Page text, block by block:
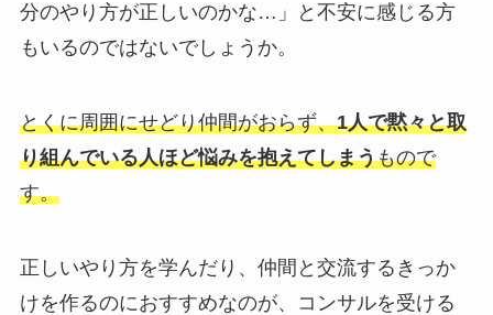
分のやり方が正しいのかな…」と不安に感じる方
もいるのではないでしょうか。
とくに周囲にせどり仲間がおらず、1人で黙々と取
り組んでいる人ほど悩みを抱えてしまうもので
す。
正しいやり方を学んだり、仲間と交流するきっか
けを作るのにおすすめなのが、コンサルを受ける